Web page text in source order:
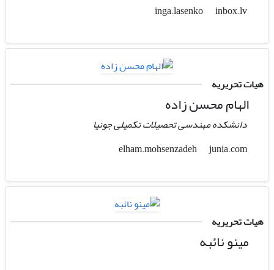
inbox.lv
هیات تحریریه
الهام محسن زاده
دانشکده مهندسی تحصیلات تکمیلی جونیا
junia.com
هیات تحریریه
مینو نائبه